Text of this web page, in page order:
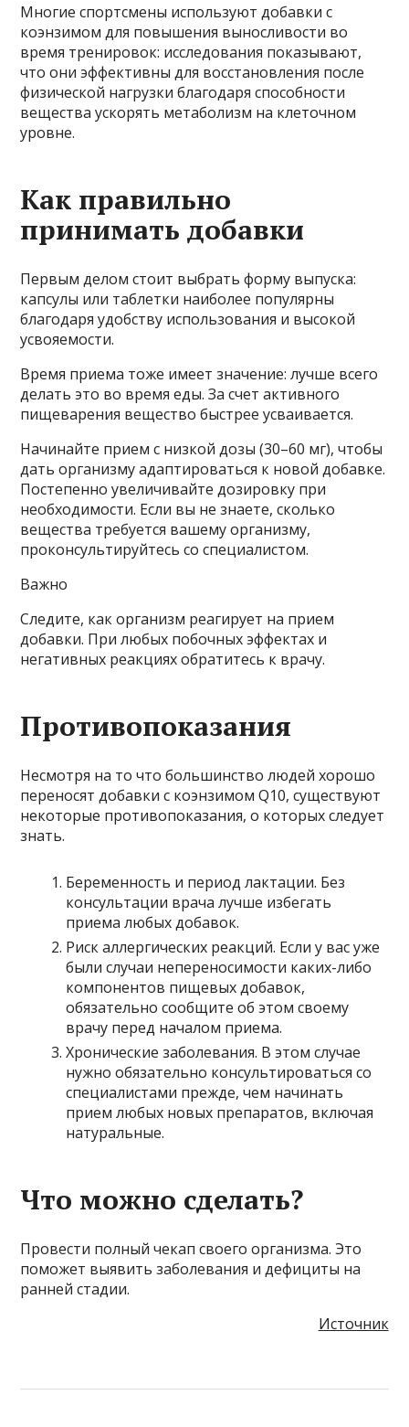
Многие спортсмены используют добавки с
коэнзимом для повышения выносливости во
время тренировок: исследования показывают,
что они эффективны для восстановления после
физической нагрузки благодаря способности
вещества ускорять метаболизм на клеточном
уровне.
Как правильно
принимать добавки
Первым делом стоит выбрать форму выпуска:
капсулы или таблетки наиболее популярны
благодаря удобству использования и высокой
усвояемости.
Время приема тоже имеет значение: лучше всего
делать это во время еды. За счет активного
пищеварения вещество быстрее усваивается.
Начинайте прием с низкой дозы (30–60 мг), чтобы
дать организму адаптироваться к новой добавке.
Постепенно увеличивайте дозировку при
необходимости. Если вы не знаете, сколько
вещества требуется вашему организму,
проконсультируйтесь со специалистом.
Важно
Следите, как организм реагирует на прием
добавки. При любых побочных эффектах и
негативных реакциях обратитесь к врачу.
Противопоказания
Несмотря на то что большинство людей хорошо
переносят добавки с коэнзимом Q10, существуют
некоторые противопоказания, о которых следует
знать.
Беременность и период лактации. Без
консультации врача лучше избегать
приема любых добавок.
Риск аллергических реакций. Если у вас уже
были случаи непереносимости каких-либо
компонентов пищевых добавок,
обязательно сообщите об этом своему
врачу перед началом приема.
Хронические заболевания. В этом случае
нужно обязательно консультироваться со
специалистами прежде, чем начинать
прием любых новых препаратов, включая
натуральные.
Что можно сделать?
Провести полный чекап своего организма. Это
поможет выявить заболевания и дефициты на
ранней стадии.
Источник